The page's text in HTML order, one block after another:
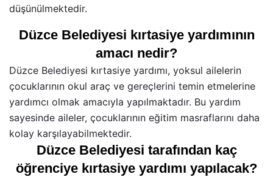
düşünülmektedir.
Düzce Belediyesi kırtasiye yardımının
amacı nedir?
Düzce Belediyesi kırtasiye yardımı, yoksul ailelerin
çocuklarının okul araç ve gereçlerini temin etmelerine
yardımcı olmak amacıyla yapılmaktadır. Bu yardım
sayesinde aileler, çocuklarının eğitim masraflarını daha
kolay karşılayabilmektedir.
Düzce Belediyesi tarafından kaç
öğrenciye kırtasiye yardımı yapılacak?